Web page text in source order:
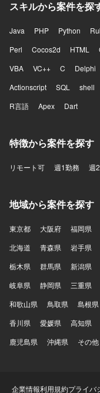
スキルから案件を探
Java PHP Python
Perl
Cocos2d HTML
VBA
VC++ C Delphi
Actionscript
SQL shell
R言語
Apex Dart
特徴から案件を探す
リモート可 週1勤務 週
地域から案件を探す
東京都 大阪府 福岡県
北海道
青森県 岩手県
栃木県
群馬県 新潟県
岐阜県
静岡県 三重県
和歌山県
鳥取県 島根県
香川県
愛媛県 高知県
鹿児島県
沖縄県 その他
企業情報利用規約プライバ